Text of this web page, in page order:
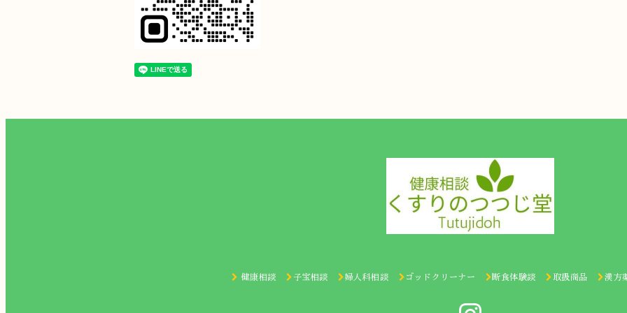
健康相談 子宝相談 婦人科相談 ゴッドクリーナー 断食体験談 取扱商品 漢方